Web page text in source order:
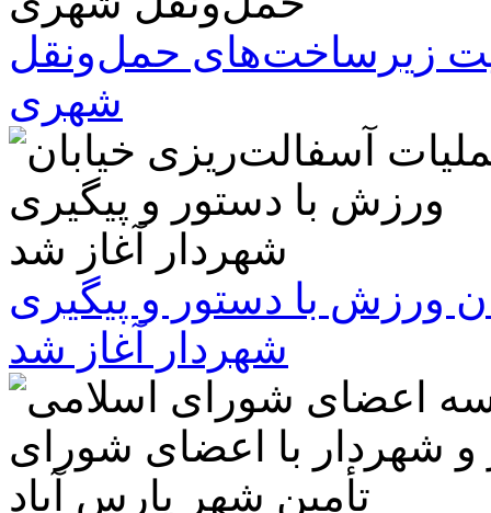
زیرساخت‌های حمل‌ونقل
شهری
ورزش با دستور و پیگیری
شهردار آغاز شد